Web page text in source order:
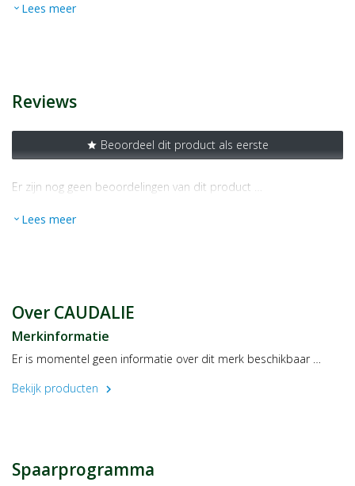
EAN
expand_more Lees meer
Reviews
star Beoordeel dit product als eerste
Er zijn nog geen beoordelingen van dit product …
expand_more Lees meer
Over CAUDALIE
Merkinformatie
Er is momentel geen informatie over dit merk beschikbaar …
Bekijk producten
chevron_right
Spaarprogramma